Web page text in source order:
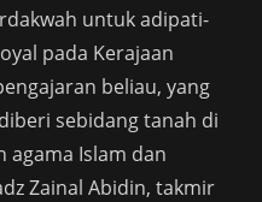
untuk adipati-
pada Kerajaan
beliau, yang
sebidang tanah di
agama Islam dan
Zainal Abidin, takmir